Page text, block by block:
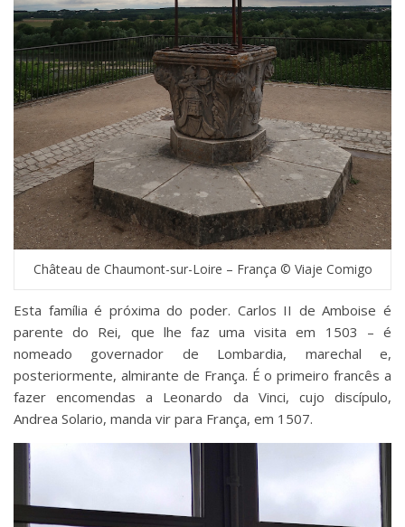
Château de Chaumont-sur-Loire – França © Viaje Comigo
Esta família é próxima do poder. Carlos II de Amboise é
parente do Rei, que lhe faz uma visita em 1503 – é
nomeado governador de Lombardia, marechal e,
posteriormente, almirante de França. É o primeiro francês a
fazer encomendas a Leonardo da Vinci, cujo discípulo,
Andrea Solario, manda vir para França, em 1507.